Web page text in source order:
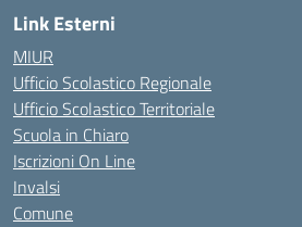
Link Esterni
MIUR
Ufficio Scolastico Regionale
Ufficio Scolastico Territoriale
Scuola in Chiaro
Iscrizioni On Line
Invalsi
Comune